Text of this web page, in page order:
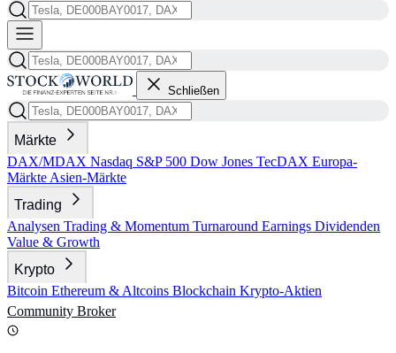
Schließen
Märkte
DAX/MDAX Nasdaq S&P 500 Dow Jones TecDAX Europa-
Märkte Asien-Märkte
Trading
Analysen Trading & Momentum Turnaround Earnings Dividenden
Value & Growth
Krypto
Bitcoin Ethereum & Altcoins Blockchain Krypto-Aktien
Community Broker